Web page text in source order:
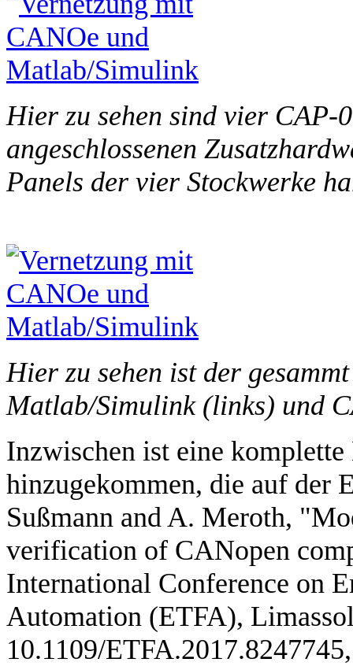
Hier zu sehen sind vier
angeschlossenen
Panels der vier Stockwerke
Hier zu sehen ist der
Matlab/Simulink (links) und
Inzwischen ist eine
hinzugekommen, die auf der
Sußmann and A. Meroth,
verification of CANopen
International Conference on
Automation (ETFA),
10.1109/